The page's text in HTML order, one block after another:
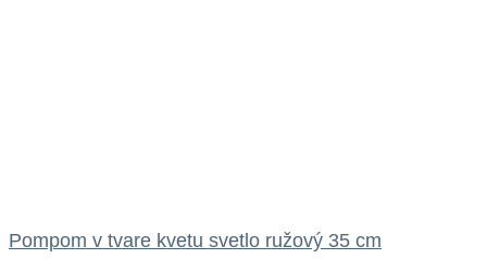
Pompom v tvare kvetu svetlo ružový 35 cm